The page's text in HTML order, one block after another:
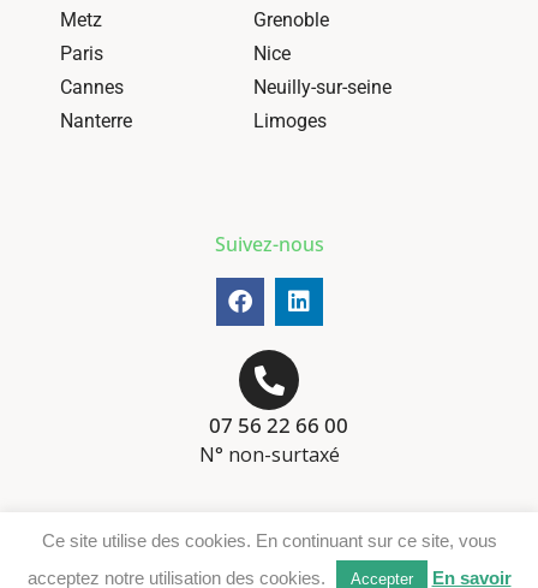
Metz
Grenoble
Paris
Nice
Cannes
Neuilly-sur-seine
Nanterre
Limoges
Suivez-nous
07 56 22 66 00
N° non-surtaxé
Téléchargement DER
Ce site utilise des cookies. En continuant sur ce site, vous
acceptez notre utilisation des cookies.
Accepter En savoir